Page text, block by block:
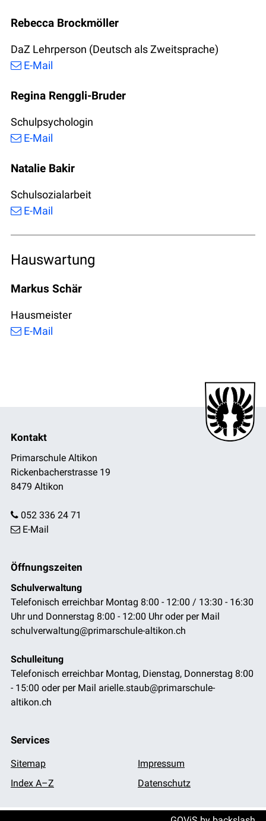
Rebecca Brockmöller
DaZ Lehrperson (Deutsch als Zweitsprache)
E-Mail
Regina Renggli-Bruder
Schulpsychologin
E-Mail
Natalie Bakir
Schulsozialarbeit
E-Mail
Hauswartung
Markus Schär
Hausmeister
E-Mail
Footer
Kontakt
Primarschule Altikon
Rickenbacherstrasse 19
8479 Altikon
052 336 24 71
E-Mail
Öffnungszeiten
Schulverwaltung
Telefonisch erreichbar Montag 8:00 - 12:00 / 13:30 - 16:30
Uhr und Donnerstag 8:00 - 12:00 Uhr oder per Mail
schulverwaltung@primarschule-altikon.ch
Schulleitung
Telefonisch erreichbar Montag, Dienstag, Donnerstag 8:00
- 15:00 oder per Mail arielle.staub@primarschule-
altikon.ch
Services
Sitemap
Index A–Z
Impressum
Datenschutz